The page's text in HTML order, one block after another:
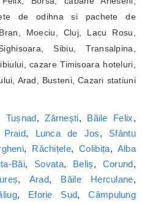
de odihna si pachete de
Moeciu, Cluj, Lacu Rosu,
Sibiu, Transalpina,
cazare Timisoara hoteluri,
Arad, Busteni, Cazari statiuni
Tușnad,Zărnești, Băile Felix,
Praid, Lunca de Jos, Sfântu
, Răchițele,Colibița, Alba
Băi, Sovata, Beliș, Corund,
, Arad, Băile Herculane,
, Eforie Sud,Câmpulung